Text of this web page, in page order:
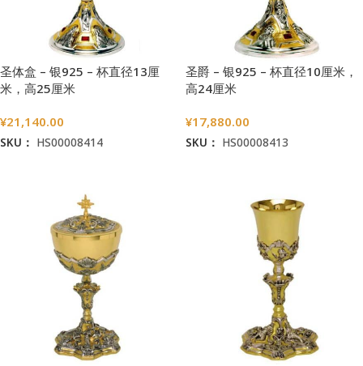
圣体盒 – 银925 – 杯直径13厘
米，高25厘米
¥21,140.00
SKU： HS00008414
圣爵 – 银925 – 杯直径10厘米，
高24厘米
¥17,880.00
SKU： HS00008413